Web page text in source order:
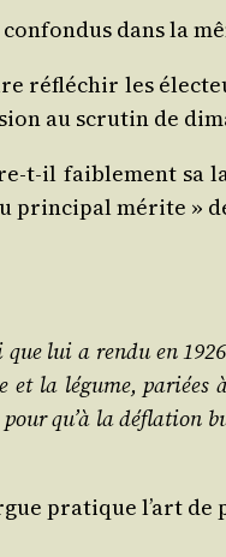
dans la
réflé­chir les
au scru­tin de
t-il fai­ble­ment sa
prin­ci­pal mérite »
lui a ren­du en
et la légume,
qu’à la défla­tion
pra­tique l’art